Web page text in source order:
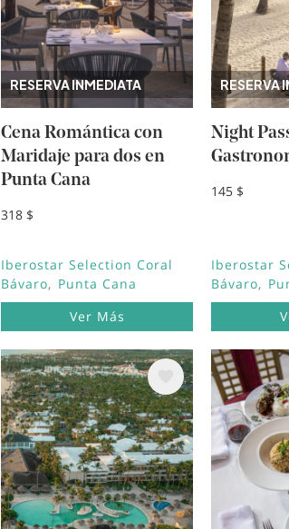
RESERVA INMEDIATA
Cena Romántica con
Maridaje para dos en
Punta Cana
318 $
Iberostar Selection Coral
Bávaro
Punta Cana
Ver Más
RESERVA
Night
145 $
Iberostar
Bávaro
Image Image